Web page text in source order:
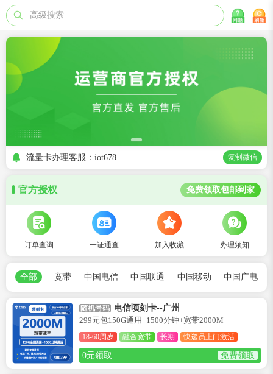
高级搜索
流量卡办理客服：iot678 复制微信
官方授权 免费领取包邮到家
订单查询 一证通查 加入收藏 办理须知
全部 宽带 中国电信 中国联通 中国移动 中国广电
随机号码 电信顷刻卡--广州
299元包150G通用+1500分钟+宽带2000M
18-60周岁 融合宽带 长期 快递员上门激活
0元领取 免费领取